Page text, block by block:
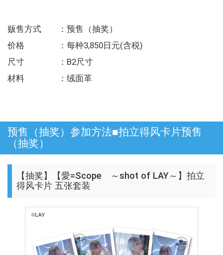
贩售方式 ：预售（抽奖）
价格 ：每种3,850日元(含税)
尺寸 ：B2尺寸
材料 ：绒面革
预售（抽奖）参加方法■拍立得风卡片预售
（抽奖）
【抽奖】【愛=Scope ～shot of LAY～】拍立
得风卡片 五张套装